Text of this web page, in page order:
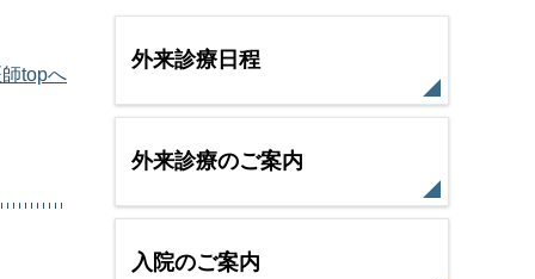
topへ
外来診療日程
外来診療のご案内
入院のご案内